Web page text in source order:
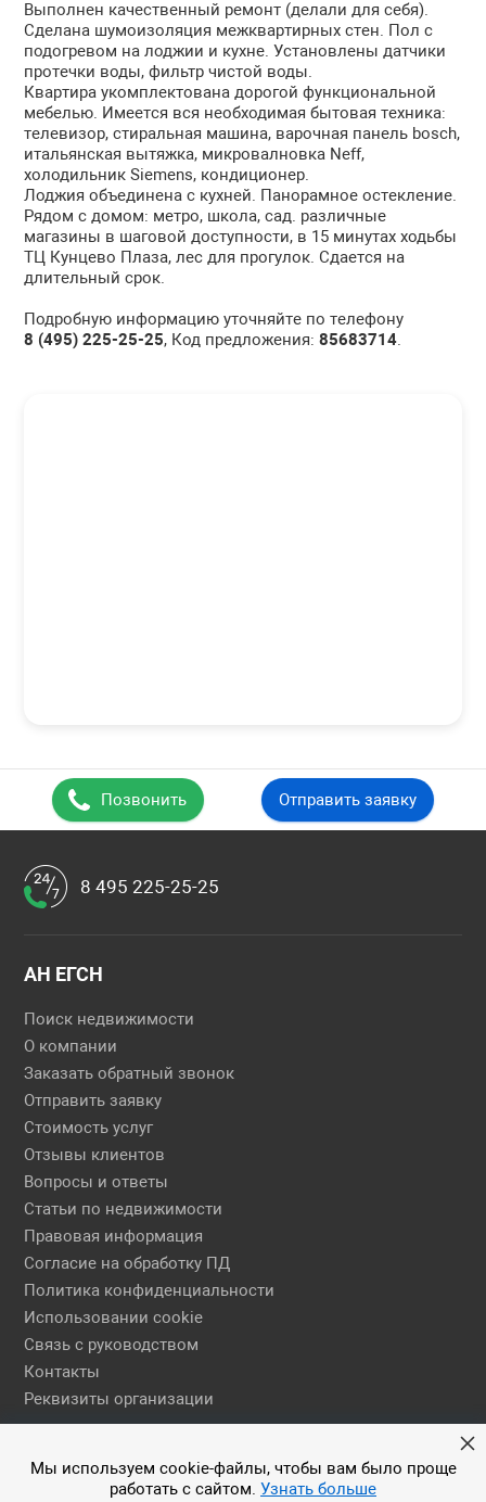
Выполнен качественный ремонт (делали для себя).
Сделана шумоизоляция межквартирных стен. Пол с
подогревом на лоджии и кухне. Установлены датчики
протечки воды, фильтр чистой воды.
Квартира укомплектована дорогой функциональной
мебелью. Имеется вся необходимая бытовая техника:
телевизор, стиральная машина, варочная панель bosch,
итальянская вытяжка, микровалновка Neff,
холодильник Siemens, кондиционер.
Лоджия объединена с кухней. Панорамное остекление.
Рядом с домом: метро, школа, сад. различные
магазины в шаговой доступности, в 15 минутах ходьбы
ТЦ Кунцево Плаза, лес для прогулок. Сдается на
длительный срок.
Подробную информацию уточняйте по телефону
8 (495) 225-25-25, Код предложения:85683714.
Позвонить Отправить заявку
8 495 225-25-25
АН ЕГСН
Поиск недвижимости
О компании
Заказать обратный звонок
Отправить заявку
Стоимость услуг
Отзывы клиентов
Вопросы и ответы
Статьи по недвижимости
Правовая информация
Согласие на обработку ПД
Политика конфиденциальности
Использовании cookie
Связь с руководством
Контакты
Реквизиты организации
Правовая информация
© 2026 АН ЕГСН
Мы используем cookie-файлы, чтобы вам было проще
работать с сайтом. Узнать больше